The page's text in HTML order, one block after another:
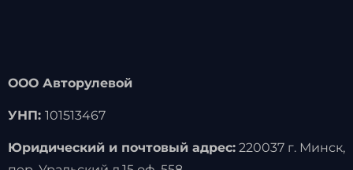
ООО Авторулевой
УНП: 101513467
Юридический и почтовый адрес:220037 г. Минск,